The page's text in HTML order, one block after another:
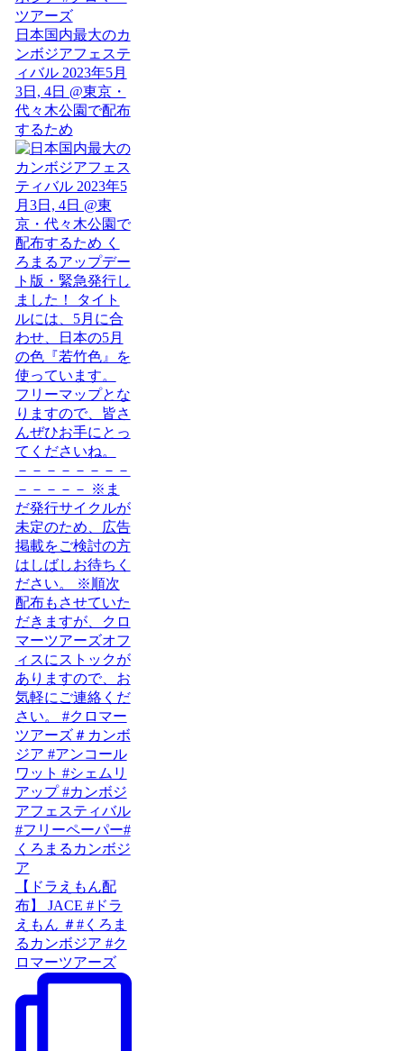
日本国内最大のカ
ンボジアフェステ
ィバル 2023年5月
3日, 4日 @東京・
代々木公園で配布
するため
【ドラえもん配
布】 JACE #ドラ
えもん ＃#くろま
るカンボジア #ク
ロマーツアーズ